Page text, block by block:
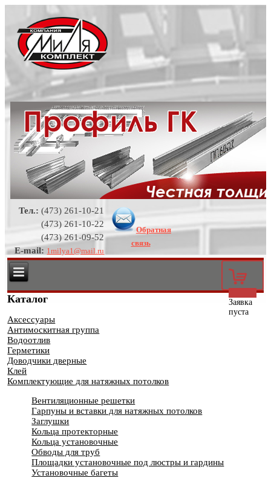
Тел.: (473) 261-10-21
(473) 261-10-22
(473) 261-09-52
E-mail: 1milya1@mail.ru
Обратная
связь
0
Заявка
пуста
Каталог
Аксессуары
Антимоскитная группа
Водоотлив
Герметики
Доводчики дверные
Клей
Комплектующие для натяжных потолков
Вентиляционные решетки
Гарпуны и вставки для натяжных потолков
Заглушки
Кольца протекторные
Кольца установочные
Обводы для труб
Площадки установочные под люстры и гардины
Установочные багеты